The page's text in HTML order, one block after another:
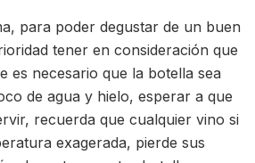
para poder degustar de un buen
tener en consideración que
es necesario que la botella sea
de agua y hielo, esperar a que
recuerda que cualquier vino si
exagerada, pierde sus